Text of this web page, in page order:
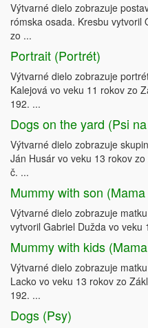
Výtvarné dielo zobrazuje
rómska osada. Kresbu vytvoril
zo ...
Portrait (Portrét)
Výtvarné dielo zobrazuje
Kalejová vo veku 11 rokov zo
192. ...
Dogs on the yard (Psi
Výtvarné dielo zobrazuje
Ján Husár vo veku 13 rokov
č. ...
Mummy with son
Výtvarné dielo zobrazuje
vytvoril Gabriel Dužda vo veku
Mummy with kids
Výtvarné dielo zobrazuje
Lacko vo veku 13 rokov zo
192. ...
Dogs (Psy)